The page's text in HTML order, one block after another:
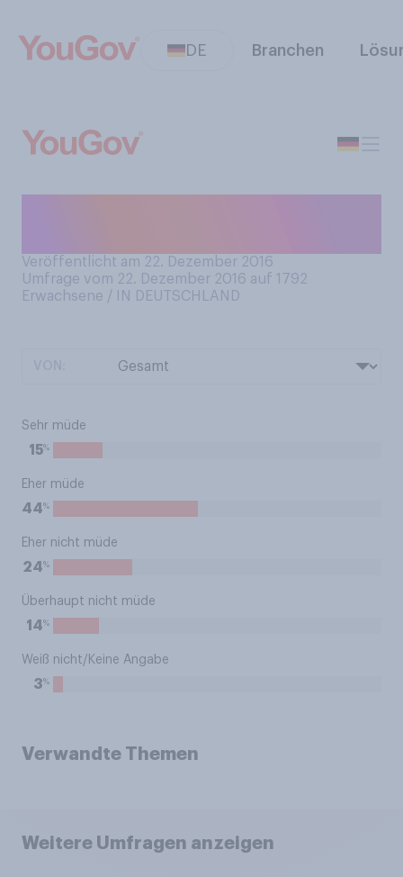
DE Branchen
Veröffentlicht am 22. Dezember 2016
Umfrage vom 22. Dezember 2016 auf 1792
Erwachsene / IN DEUTSCHLAND
Sehr müde
15%
Eher müde
44%
Eher nicht müde
24%
Überhaupt nicht müde
14%
Weiß nicht/Keine Angabe
3%
Verwandte Themen
Weitere Umfragen anzeigen